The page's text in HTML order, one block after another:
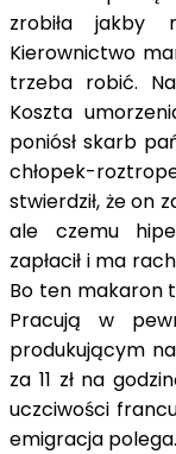
zrobiła jakby
Kierownictwo
trzeba robić.
Koszta
poniósł skarb
chłopek-
stwierdził, że on
ale czemu
zapłacił i ma
Bo ten makaron
Pracują w
produkującym
za 11 zł na
uczciwości
emigracja polega.